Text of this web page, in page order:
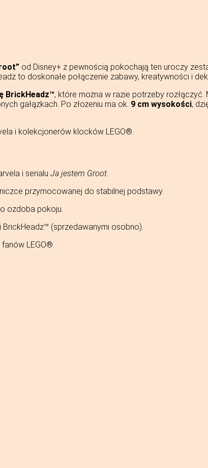
od Disney+ z pewnością pokochają ten uroczy
to doskonałe połączenie zabawy, kreatywności i
BrickHeadz™, które można w razie potrzeby rozłączyć.
gałązkach. Po złożeniu ma ok. 9 cm wysokości,
i kolekcjonerów klocków LEGO®.
i serialu Ja jestem Groot
przymocowanej do stabilnej podstawy.
ozdoba pokoju.
(sprzedawanymi osobno).
LEGO®.